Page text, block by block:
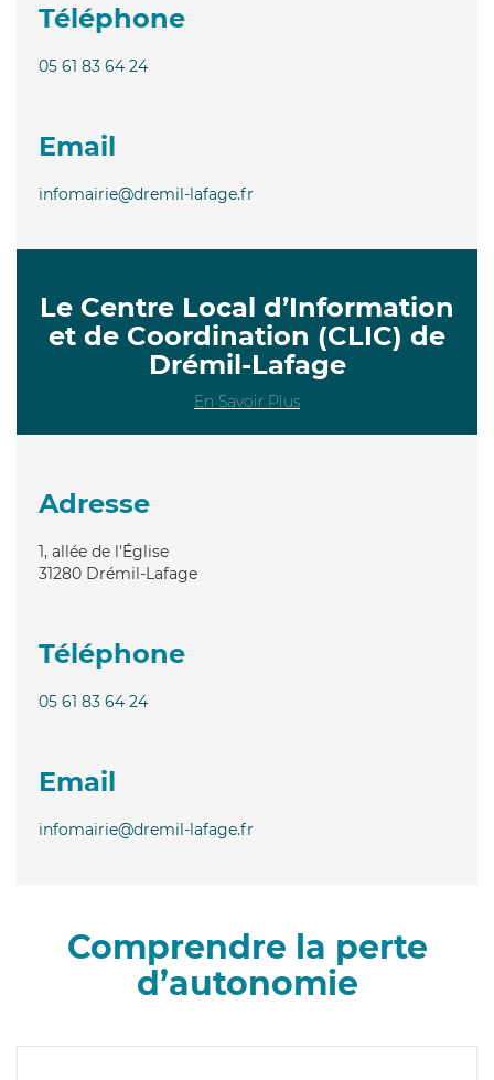
Téléphone
05 61 83 64 24
Email
infomairie@dremil-lafage.fr
Le Centre Local d’Information
et de Coordination (CLIC) de
Drémil-Lafage
En Savoir Plus
Adresse
1, allée de l'Église
31280 Drémil-Lafage
Téléphone
05 61 83 64 24
Email
infomairie@dremil-lafage.fr
Comprendre la perte
d’autonomie